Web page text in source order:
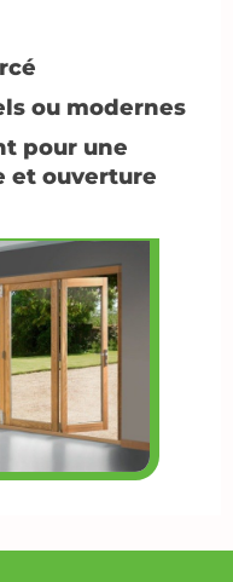
ou modernes
pour une
et ouverture